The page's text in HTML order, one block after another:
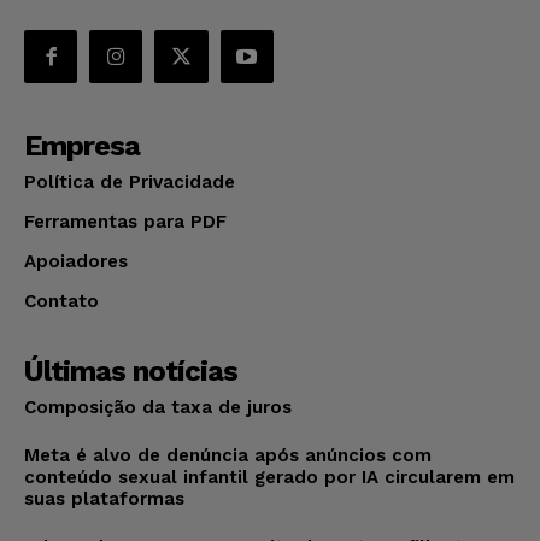
Empresa
Política de Privacidade
Ferramentas para PDF
Apoiadores
Contato
Últimas notícias
Composição da taxa de juros
Meta é alvo de denúncia após anúncios com
conteúdo sexual infantil gerado por IA circularem em
suas plataformas